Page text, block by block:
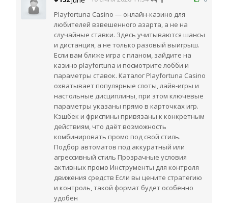
Playfortuna Casino — онлайн-казино для
любителей взвешенного азарта, а не на
случайные ставки. Здесь учитываются шансы
и дистанция, а не только разовый выигрыш.
Если вам ближе игра с планом, зайдите на
казино playfortuna и посмотрите лобби и
параметры ставок. Каталог Playfortuna Casino
охватывает популярные слоты, лайв-игры и
настольные дисциплины, при этом ключевые
параметры указаны прямо в карточках игр.
Кэшбек и фриспины привязаны к конкретным
действиям, что даёт возможность
комбинировать промо под свой стиль.
Подбор автоматов под аккуратный или
агрессивный стиль Прозрачные условия
активных промо Инструменты для контроля
движения средств Если вы цените стратегию
и контроль, такой формат будет особенно
удобен